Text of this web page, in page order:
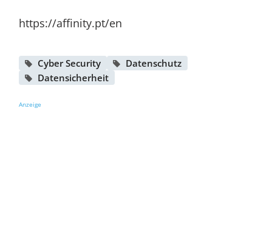
https://affinity.pt/en
Cyber Security
Datenschutz
Datensicherheit
Anzeige